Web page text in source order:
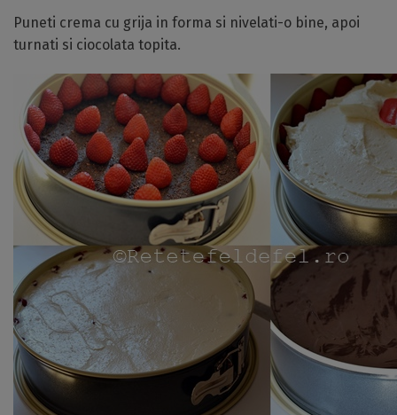
Puneti crema cu grija in forma si nivelati-o bine, apoi
turnati si ciocolata topita.